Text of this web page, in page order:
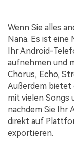
Wenn Sie alles
Nana. Es ist
Ihr Android-
aufnehmen und
Chorus, Echo,
Außerdem bietet
mit vielen Songs
nachdem Sie Ihr
direkt auf
exportieren.